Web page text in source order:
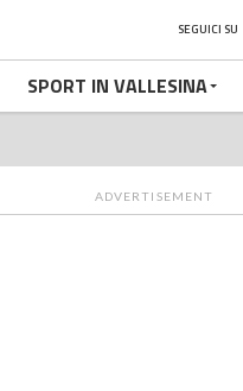
SEGUICI SU
SPORT IN VALLESINA
ADVERTISEMENT